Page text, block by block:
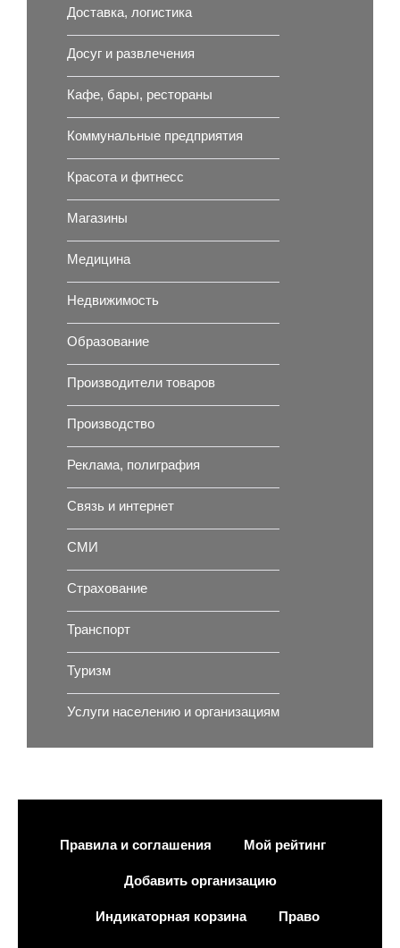
Доставка, логистика
Досуг и развлечения
Кафе, бары, рестораны
Коммунальные предприятия
Красота и фитнесс
Магазины
Медицина
Недвижимость
Образование
Производители товаров
Производство
Реклама, полиграфия
Связь и интернет
СМИ
Страхование
Транспорт
Туризм
Услуги населению и организациям
Правила и соглашения Мой рейтинг
Добавить организацию
Индикаторная корзина Право